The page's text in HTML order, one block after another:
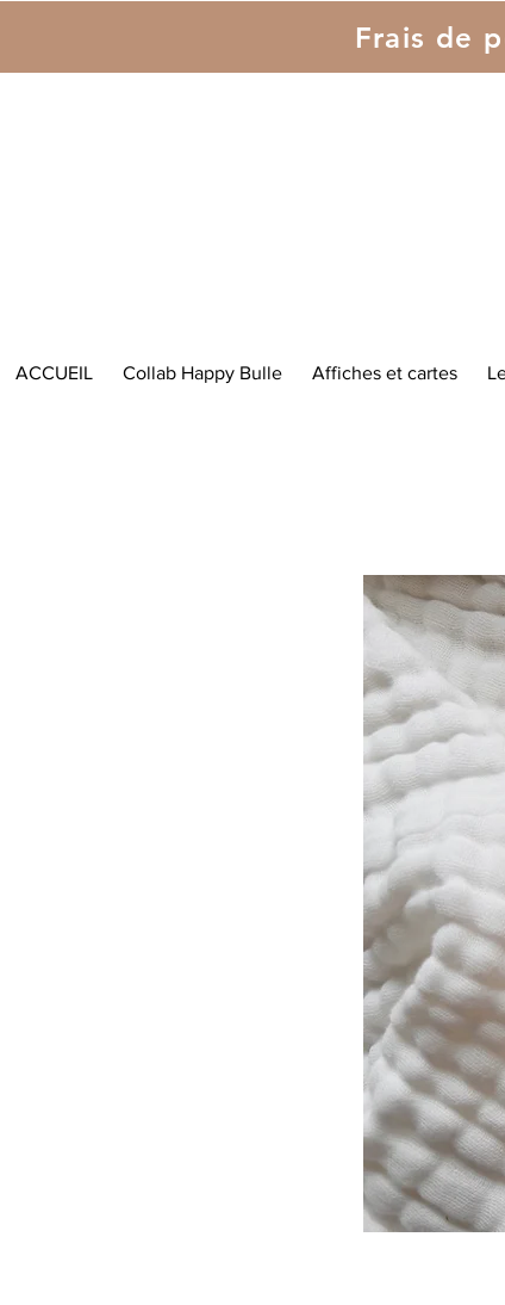
Frais de
ACCUEIL Collab Happy Bulle Affiches et cartes